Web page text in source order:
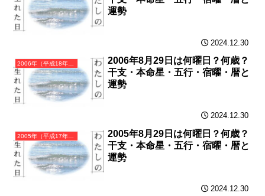
運勢
2024.12.30
2006年（平成18年）丙戌（ひのえいぬ）・戌年（いぬ年）カレンダー（月曜はじまり）
2006年8月29日は何曜日？何歳？
干支・本命星・五行・宿曜・暦と
運勢
2024.12.30
2005年（平成17年）乙酉（きのととり）・酉年（とり年）カレンダー（月曜はじまり）
2005年8月29日は何曜日？何歳？
干支・本命星・五行・宿曜・暦と
運勢
2024.12.30